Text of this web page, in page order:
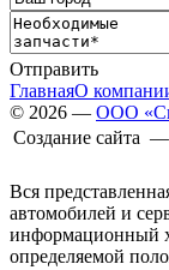
Отправить
ГлавнаяО
© 2026 — ООО
Создание сайта —
Вся
автомобилей и
информационный
определяемой